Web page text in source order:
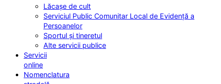
Lăcașe de cult
Serviciul Public Comunitar Local de Evidență a
Persoanelor
Sportul și tineretul
Alte servicii publice
Servicii
online
Nomenclatura